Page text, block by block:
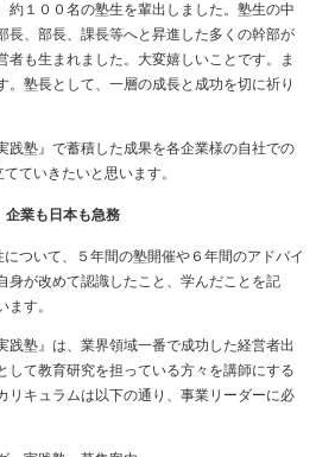
１００名の塾生を輩出しました。塾生の中
長、部長、課長等へと昇進した多くの幹部が
者も生まれました。大変嬉しいことです。ま
。塾長として、一層の成長と成功を切に祈り
践塾』で蓄積した成果を各企業様の自社での
ていきたいと思います。
企業も日本も急務
ついて、５年間の塾開催や６年間のアドバイ
身が改めて認識したこと、学んだことを記
す。
塾』は、業界領域一番で成功した経営者出
して教育研究を担っている方々を講師にする
リキュラムは以下の通り、事業リーダーに必